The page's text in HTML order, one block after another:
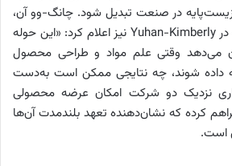
زیست‌پایه در صنعت تبدیل شود. چانگ-وو آن،
مسئول تحقیق و توسعه در ‌Yuhan-Kimberly نیز اعلام کرد: «این حوله
می‌دهد وقتی علم مواد و طراحی محصول
داده شوند، چه نتایجی ممکن است به‌دست
نزدیک دو شرکت امکان عرضه محصولی
کرده که نشان‌دهنده تعهد بلندمدت آن‌ها
است.